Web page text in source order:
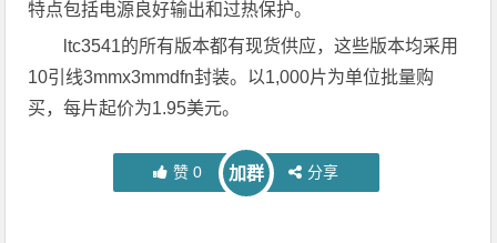
特点包括电源良好输出和过热保护。
ltc3541的所有版本都有现货供应，这些版本均采用
10引线3mmx3mmdfn封装。以1,000片为单位批量购
买，每片起价为1.95美元。
赞 0 加群 分享